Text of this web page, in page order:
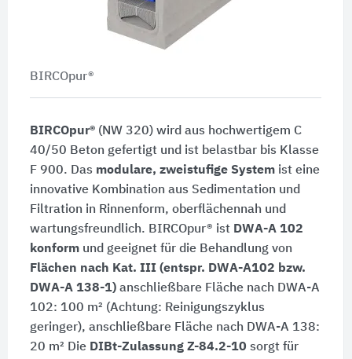
BIRCOpur®
BIRCOpur®(NW 320) wird aus hochwertigem C
40/50 Beton gefertigt und ist belastbar bis Klasse
F 900. Das modulare, zweistufige Systemist eine
innovative Kombination aus Sedimentation und
Filtration in Rinnenform, oberflächennah und
wartungsfreundlich. BIRCOpur® ist DWA-A 102
konformund geeignet für die Behandlung von
Flächen nach Kat. III (entspr. DWA-A102 bzw.
DWA-A 138-1)anschließbare Fläche nach DWA-A
102: 100 m² (Achtung: Reinigungszyklus
geringer), anschließbare Fläche nach DWA-A 138:
20 m² Die DIBt-Zulassung Z-84.2-10 sorgt für